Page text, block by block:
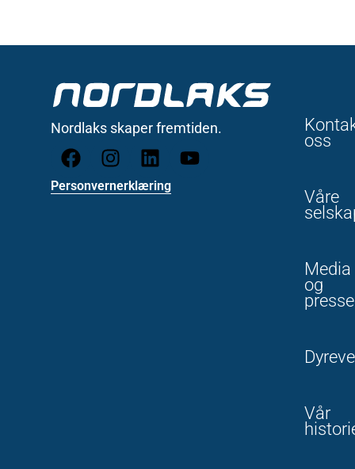
Nordlaks skaper fremtiden.
Personvernerklæring
oss
Våre
Media
og
presse
Vår